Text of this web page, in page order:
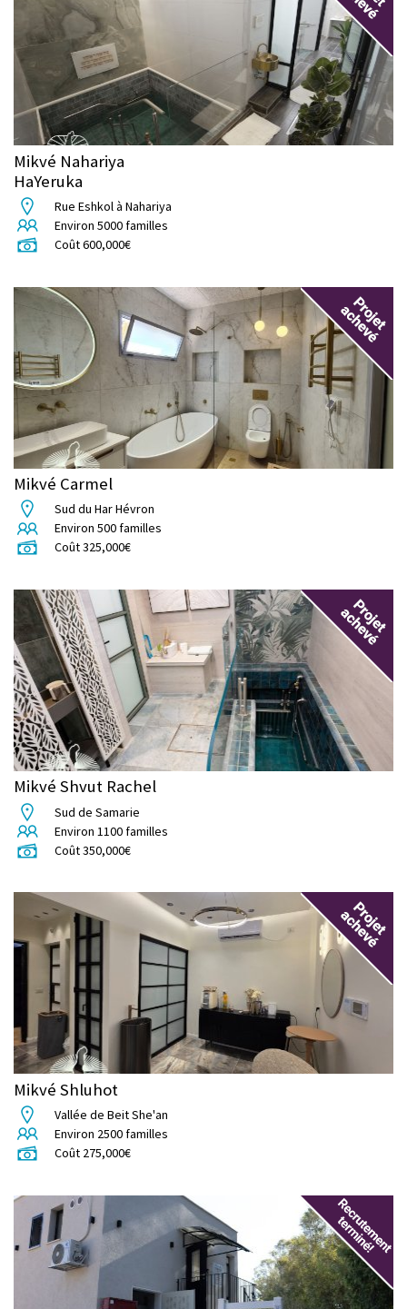
Mikvé Nahariya
HaYeruka
Rue Eshkol à Nahariya
Environ 5000familles
Coût600,000€
Mikvé Carmel
Sud du Har Hévron
Environ 500familles
Coût325,000€
Mikvé Shvut Rachel
Sud de Samarie
Environ 1100familles
Coût350,000€
Mikvé Shluhot
Vallée de Beit She'an
Environ 2500familles
Coût 275,000€